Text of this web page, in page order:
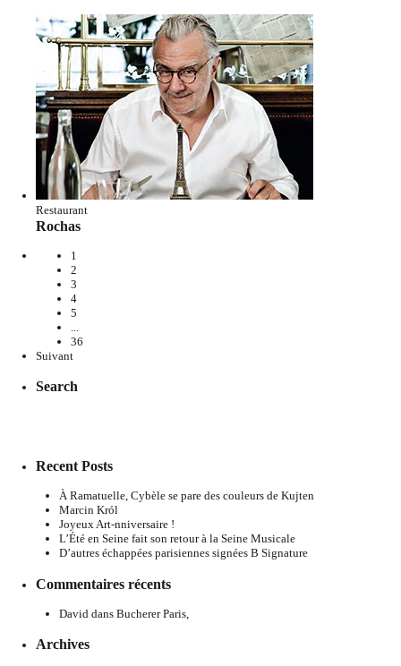
Restaurant
Rochas
1
2
3
4
5
...
36
Suivant
Search
Recent Posts
À Ramatuelle, Cybèle se pare des couleurs de Kujten
Marcin Król
Joyeux Art-nniversaire !
L’Été en Seine fait son retour à la Seine Musicale
D’autres échappées parisiennes signées B Signature
Commentaires récents
David dans Bucherer Paris,
Archives